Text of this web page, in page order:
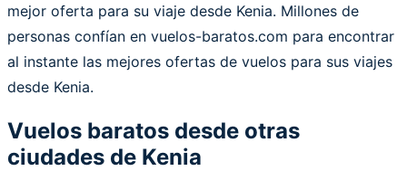
mejor oferta para su viaje desde Kenia. Millones de
personas confían en vuelos-baratos.com para encontrar
al instante las mejores ofertas de vuelos para sus viajes
desde Kenia.
Vuelos baratos desde otras
ciudades de Kenia